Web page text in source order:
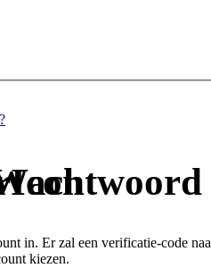
in. Er zal een verificatie-code
kiezen.